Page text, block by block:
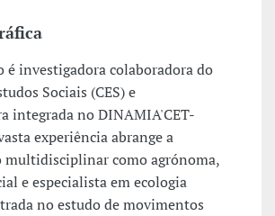
é investigadora colaboradora do
Sociais (CES) e
integrada no DINAMIA'CET-
experiência abrange a
multidisciplinar como agrónoma,
e especialista em ecologia
no estudo de movimentos